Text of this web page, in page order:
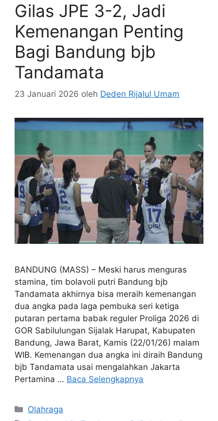
Gilas JPE 3-2, Jadi
Kemenangan Penting
Bagi Bandung bjb
Tandamata
23 Januari 2026 oleh Deden Rijalul Umam
BANDUNG (MASS) – Meski harus menguras
stamina, tim bolavoli putri Bandung bjb
Tandamata akhirnya bisa meraih kemenangan
dua angka pada laga pembuka seri ketiga
putaran pertama babak reguler Proliga 2026 di
GOR Sabilulungan Sijalak Harupat, Kabupaten
Bandung, Jawa Barat, Kamis (22/01/26) malam
WIB. Kemenangan dua angka ini diraih Bandung
bjb Tandamata usai mengalahkan Jakarta
Pertamina … Baca Selengkapnya
Kategori
Olahraga